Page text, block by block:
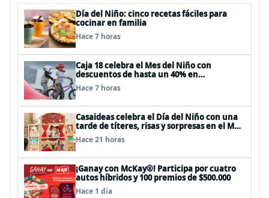
Día del Niño: cinco recetas fáciles para
cocinar en familia
Hace 7 horas
Caja 18 celebra el Mes del Niño con
descuentos de hasta un 40% en
panoramas, cine, shows y streaming
Hace 7 horas
Casaideas celebra el Día del Niño con una
tarde de títeres, risas y sorpresas en el Mall
Plaza Vespucio
Hace 21 horas
¡Ganay con McKay®! Participa por cuatro
autos híbridos y 100 premios de $500.000
Hace 1 día